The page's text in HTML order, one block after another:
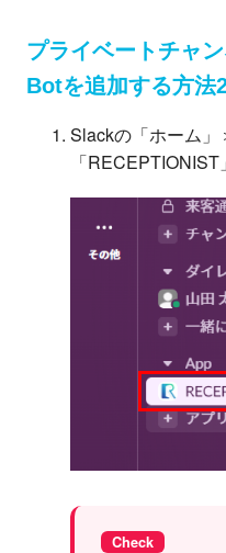
プライベートチャ
Botを追加する方法
Slackの「ホーム」
「RECEPTIONIST」
Check